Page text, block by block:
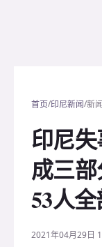
首页/印尼新闻/新
印尼
成三
53人
2021年04月29日